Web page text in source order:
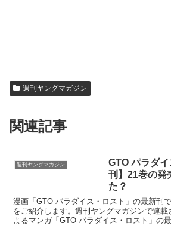
週刊ヤングマガジン
関連記事
週刊ヤングマガジン
GTO パラダ
刊】21巻の発
た？
漫画「GTO パラダイス・ロスト」の最新刊
をご紹介します。週刊ヤングマガジンで連載
よるマンガ「GTO パラダイス・ロスト」の